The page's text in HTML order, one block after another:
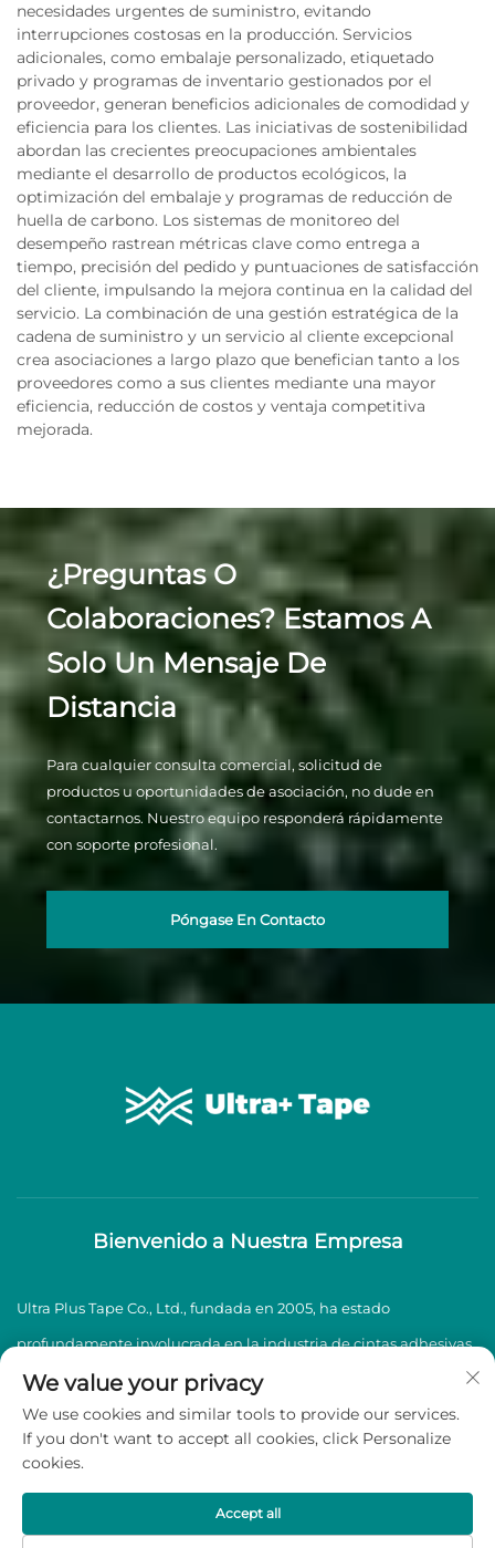
necesidades urgentes de suministro, evitando
interrupciones costosas en la producción. Servicios
adicionales, como embalaje personalizado, etiquetado
privado y programas de inventario gestionados por el
proveedor, generan beneficios adicionales de comodidad y
eficiencia para los clientes. Las iniciativas de sostenibilidad
abordan las crecientes preocupaciones ambientales
mediante el desarrollo de productos ecológicos, la
optimización del embalaje y programas de reducción de
huella de carbono. Los sistemas de monitoreo del
desempeño rastrean métricas clave como entrega a
tiempo, precisión del pedido y puntuaciones de satisfacción
del cliente, impulsando la mejora continua en la calidad del
servicio. La combinación de una gestión estratégica de la
cadena de suministro y un servicio al cliente excepcional
crea asociaciones a largo plazo que benefician tanto a los
proveedores como a sus clientes mediante una mayor
eficiencia, reducción de costos y ventaja competitiva
mejorada.
¿Preguntas O
Colaboraciones? Estamos A
Solo Un Mensaje De
Distancia
Para cualquier consulta comercial, solicitud de
productos u oportunidades de asociación, no dude en
contactarnos. Nuestro equipo responderá rápidamente
con soporte profesional.
Póngase En Contacto
Bienvenido a Nuestra Empresa
Ultra Plus Tape Co., Ltd., fundada en 2005, ha estado
profundamente involucrada en la industria de cintas adhesivas
BOPP durante casi dos décadas, especializándose en la
producción y venta de cintas adhesivas BOPP de alta calidad.
derechos reservados - Política de privacidad
We value your privacy
We use cookies and similar tools to provide our services.
If you don't want to accept all cookies, click Personalize
cookies.
Accept all